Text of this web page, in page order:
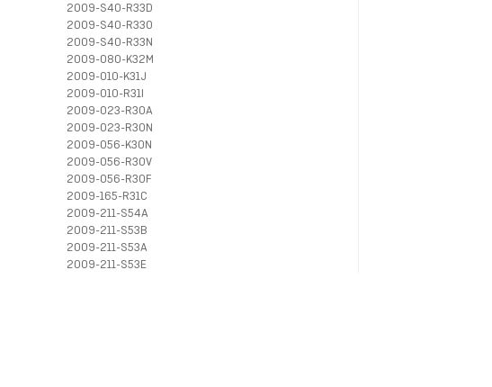
2009-S40-R33D
2009-S40-R33O
2009-S40-R33N
2009-080-K32M
2009-010-K31J
2009-010-R31I
2009-023-R30A
2009-023-R30N
2009-056-K30N
2009-056-R30V
2009-056-R30F
2009-165-R31C
2009-211-S54A
2009-211-S53B
2009-211-S53A
2009-211-S53E